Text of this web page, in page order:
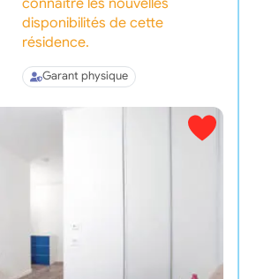
disponibilités de cette
résidence.
Garant physique